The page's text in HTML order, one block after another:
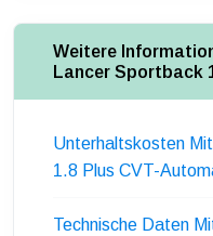
Weitere
Lancer Sportback
Unterhaltskosten
1.8 Plus CVT-
Technische Daten